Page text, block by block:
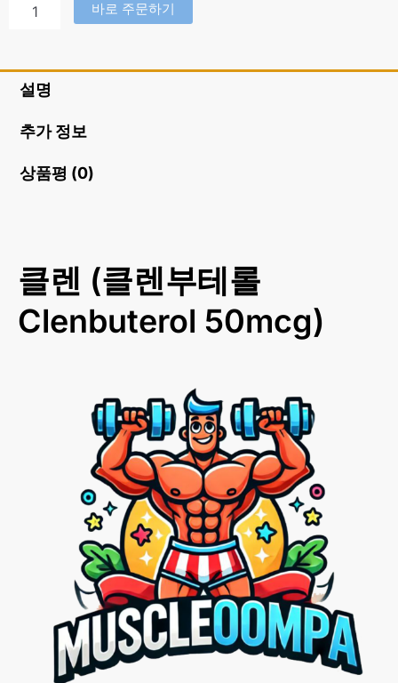
Clenbuterol
량
바로 주문하기
설명
추가 정보
상품평 (0)
클렌 (클렌부테롤
Clenbuterol 50mcg)